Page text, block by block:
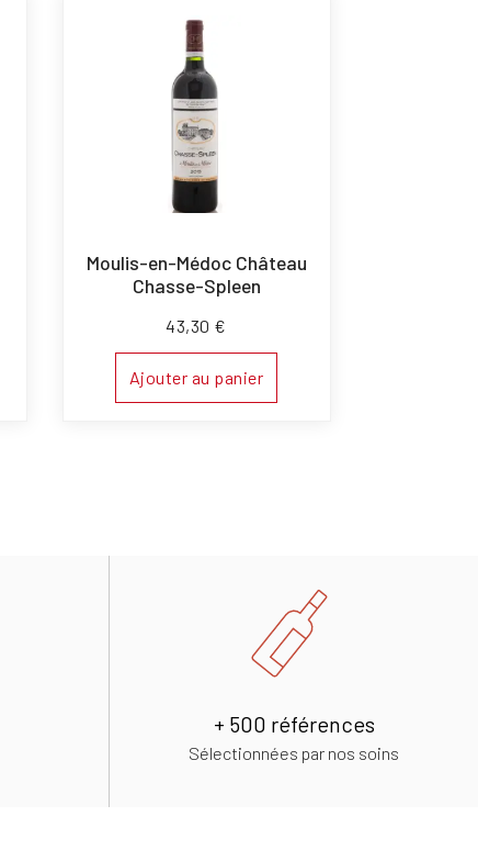
Moulis-en-Médoc Château
Chasse-Spleen
43,30 €
Ajouter au panier
+ 500 références
Sélectionnées par nos soins